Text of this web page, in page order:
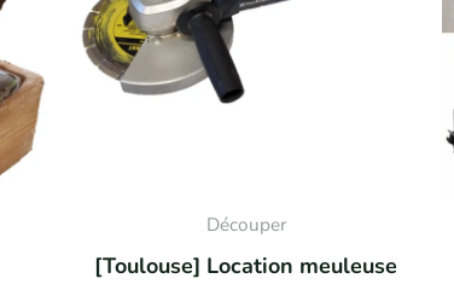
Découper
[Toulouse] Location meuleuse